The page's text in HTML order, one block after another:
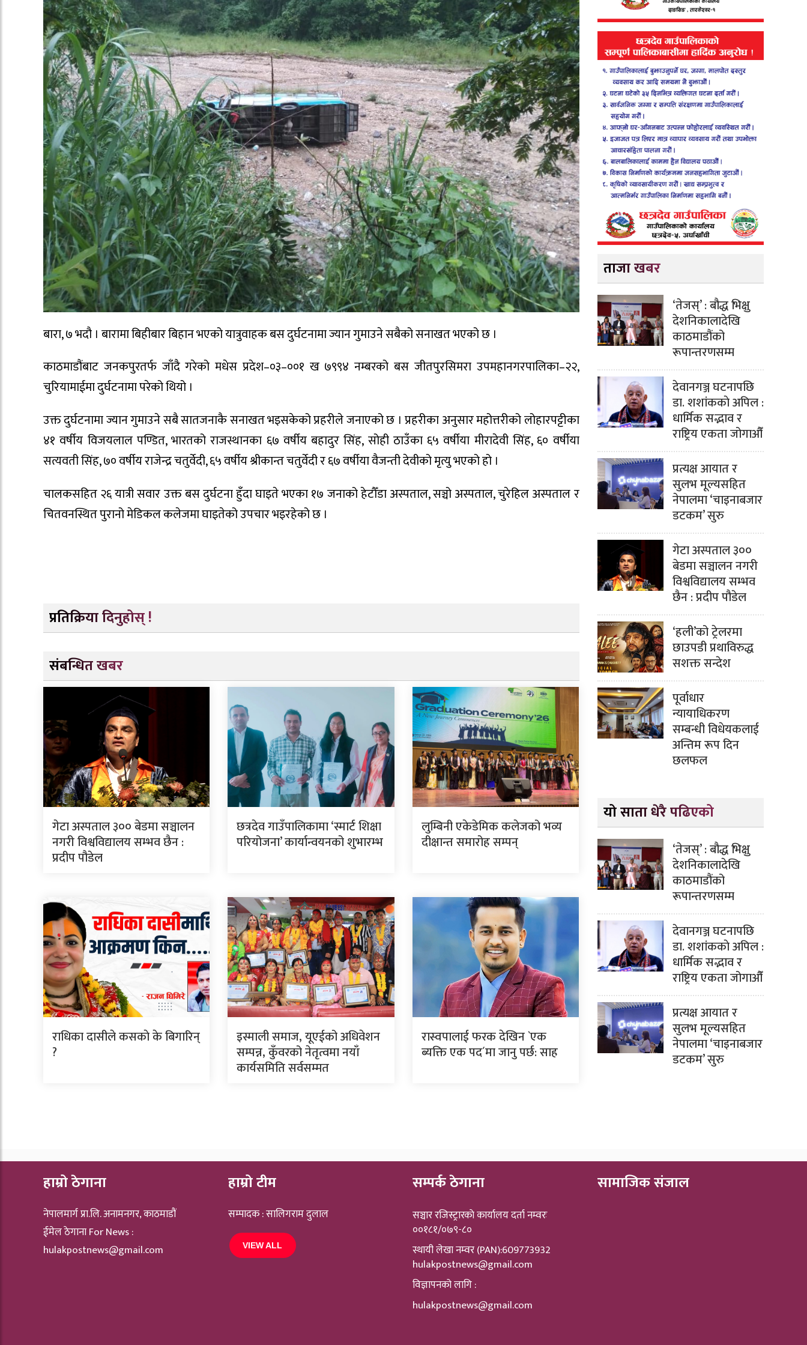
बारा, ७ भदौ । बारामा बिहीबार बिहान भएको यात्रुवाहक बस दुर्घटनामा ज्यान गुमाउने सबैको सनाखत भएको छ ।
काठमाडौंबाट जनकपुरतर्फ जाँदै गरेको मधेस प्रदेश–०३–००१ ख ७९९४ नम्बरको बस जीतपुरसिमरा उपमहानगरपालिका–२२,
चुरियामाईमा दुर्घटनामा परेको थियो ।
उक्त दुर्घटनामा ज्यान गुमाउने सबै सातजनाकै सनाखत भइसकेको प्रहरीले जनाएको छ । प्रहरीका अनुसार महोत्तरीको लोहारपट्टीका
४१ वर्षीय विजयलाल पण्डित, भारतको राजस्थानका ६७ वर्षीय बहादुर सिंह, सोही ठाउँका ६५ वर्षीया मीरादेवी सिंह, ६० वर्षीया
सत्यवती सिंह, ७० वर्षीय राजेन्द्र चतुर्वेदी, ६५ वर्षीय श्रीकान्त चतुर्वेदी र ६७ वर्षीया वैजन्ती देवीको मृत्यु भएको हो ।
चालकसहित २६ यात्री सवार उक्त बस दुर्घटना हुँदा घाइते भएका १७ जनाको हेटौँडा अस्पताल, सञ्चो अस्पताल, चुरेहिल अस्पताल र
चितवनस्थित पुरानो मेडिकल कलेजमा घाइतेको उपचार भइरहेको छ ।
प्रतिक्रिया दिनुहोस् !
संबन्धित खबर
गेटा अस्पताल ३०० बेडमा सञ्चालन
नगरी विश्वविद्यालय सम्भव छैन :
प्रदीप पौडेल
छत्रदेव गाउँपालिकामा ‘स्मार्ट शिक्षा
परियोजना’ कार्यान्वयनको शुभारम्भ
लुम्बिनी एकेडेमिक कलेजको भव्य
दीक्षान्त समारोह सम्पन्
राधिका दासीले कसकाे के बिगारिन्
?
इस्माली समाज, यूएईको अधिवेशन
सम्पन्न, कुँवरको नेतृत्वमा नयाँ
कार्यसमिति सर्वसम्मत
रास्वपालाई फरक देखिन `एक
ब्यक्ति एक पद´मा जानु पर्छ: साह
ताजा खबर
‘तेजस्’ : बौद्ध भिक्षु
देशनिकालादेखि
काठमाडौंको
रूपान्तरणसम्म
देवानगञ्ज घटनापछि
डा. शशांककाे अपिल :
धार्मिक सद्भाव र
राष्ट्रिय एकता जोगाऔँ
प्रत्यक्ष आयात र
सुलभ मूल्यसहित
नेपालमा ‘चाइनाबजार
डटकम’ सुरु
गेटा अस्पताल ३००
बेडमा सञ्चालन नगरी
विश्वविद्यालय सम्भव
छैन : प्रदीप पौडेल
‘हली’को ट्रेलरमा
छाउपडी प्रथाविरुद्ध
सशक्त सन्देश
पूर्वाधार
न्यायाधिकरण
सम्बन्धी विधेयकलाई
अन्तिम रूप दिन
छलफल
यो साता धेरै पढिएको
‘तेजस्’ : बौद्ध भिक्षु
देशनिकालादेखि
काठमाडौंको
रूपान्तरणसम्म
देवानगञ्ज घटनापछि
डा. शशांककाे अपिल :
धार्मिक सद्भाव र
राष्ट्रिय एकता जोगाऔँ
प्रत्यक्ष आयात र
सुलभ मूल्यसहित
नेपालमा ‘चाइनाबजार
डटकम’ सुरु
हाम्रो ठेगाना
नेपालमार्ग प्रा.लि. अनामनगर, काठमाडौं
ईमेल ठेगाना For News :
hulakpostnews@gmail.com
हाम्रो टीम
सम्पादक : सालिगराम दुलाल
VIEW ALL
सम्पर्क ठेगाना
सञ्चार रजिस्ट्रारकाे कार्यालय दर्ता नम्वरः
००१८१/०७९-८०
स्थायी लेखा नम्वर (PAN):609773932
hulakpostnews@gmail.com
विज्ञापनको लागि :
hulakpostnews@gmail.com
सामाजिक संजाल